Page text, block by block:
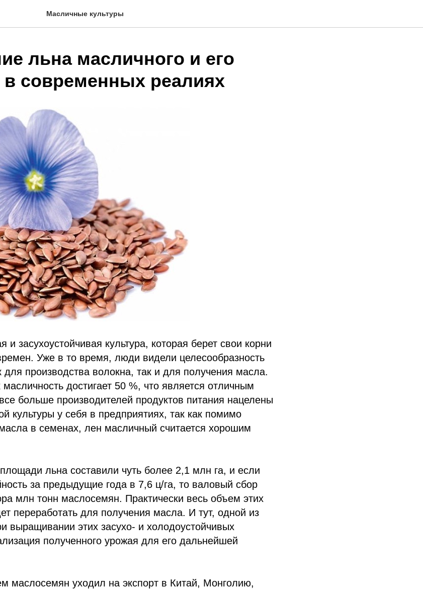
Масличные культуры
льна масличного и его
в современных реалиях
засухоустойчивая культура, которая берет свои корни
Уже в то время, люди видели целесообразность
производства волокна, так и для получения масла.
достигает 50 %, что является отличным
больше производителей продуктов питания нацелены
культуры у себя в предприятиях, так как помимо
в семенах, лен масличный считается хорошим
льна составили чуть более 2,1 млн га, и если
за предыдущие года в 7,6 ц/га, то валовый сбор
млн тонн маслосемян. Практически весь объем этих
переработать для получения масла. И тут, одной из
выращивании этих засухо- и холодоустойчивых
полученного урожая для его дальнейшей
маслосемян уходил на экспорт в Китай, Монголию,